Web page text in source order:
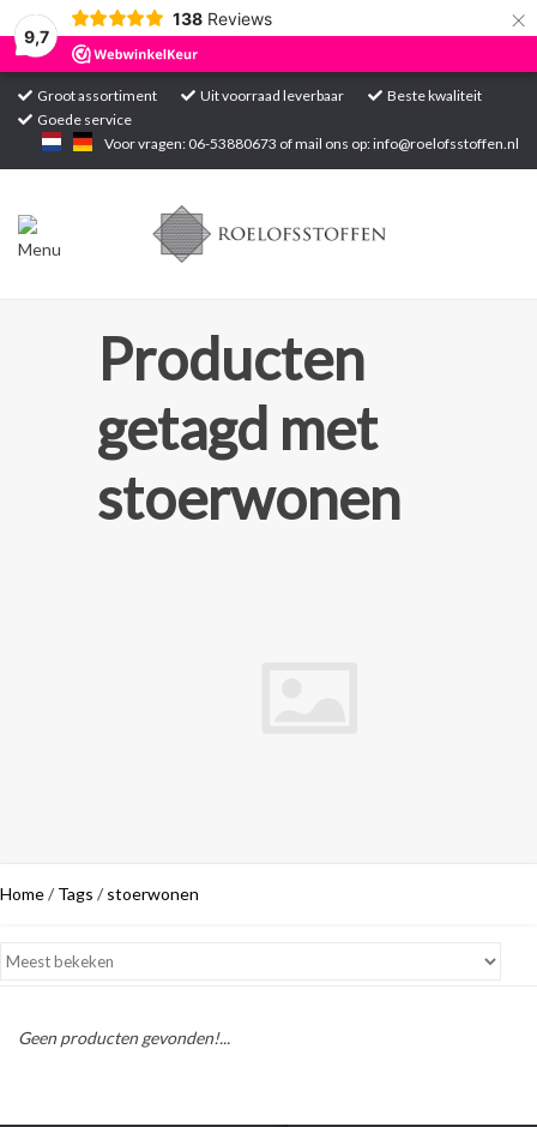
9,7
138 Reviews ×
Groot assortiment Uit voorraad leverbaar
Beste kwaliteit
Goede service
Voor vragen: 06-53880673 of mail ons op:info@roelofsstoffen.nl
Home
Producten
getagd met
stoerwonen
Home/ Tags / stoerwonen
Geen producten gevonden!...